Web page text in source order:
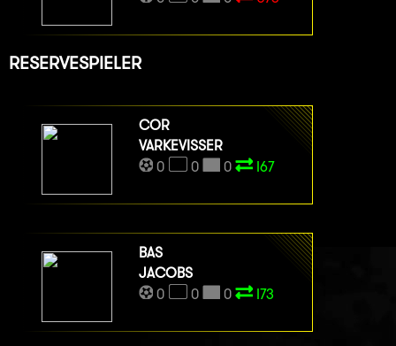
RESERVESPIELER
COR
VARKEVISSER
0
0 0 I67
BAS
JACOBS
0
0 0 I73